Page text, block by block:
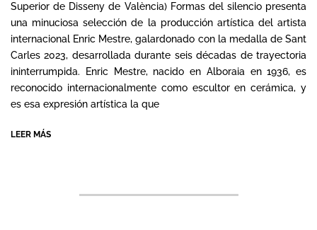
Superior de Disseny de València) Formas del silencio presenta
una minuciosa selección de la producción artística del artista
internacional Enric Mestre, galardonado con la medalla de Sant
Carles 2023, desarrollada durante seis décadas de trayectoria
ininterrumpida. Enric Mestre, nacido en Alboraia en 1936, es
reconocido internacionalmente como escultor en cerámica, y
es esa expresión artística la que
LEER MÁS